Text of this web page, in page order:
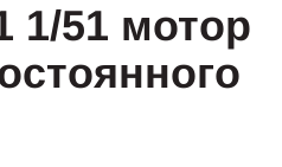
1/51 мотор